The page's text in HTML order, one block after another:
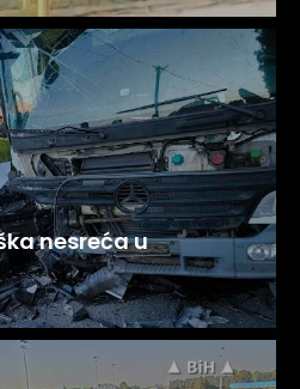
nesreća u